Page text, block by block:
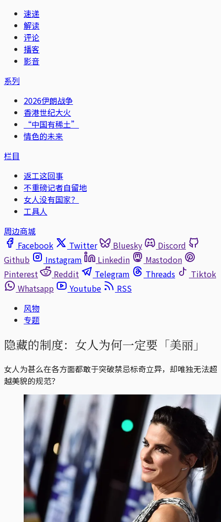
速递
解读
评论
播客
影音
系列
2026伊朗战争
香港世纪大火
“中国有稀土”
情色的未来
栏目
返工这回事
不重磅记者自留地
女人没有国家？
工具人
周边商城
Facebook
Twitter Bluesky
Discord
Github
Instagram Linkedin
Mastodon
Pinterest
Reddit Telegram Threads
Tiktok
Whatsapp
Youtube
RSS
风物
专题
隐藏的制度：女人为何一定要「美丽」
女人为甚么在各方面都敢于突破禁忌标奇立异，却唯独无法超
越美貌的规范？